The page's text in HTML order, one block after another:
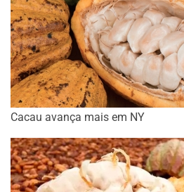
Cacau avança mais em NY